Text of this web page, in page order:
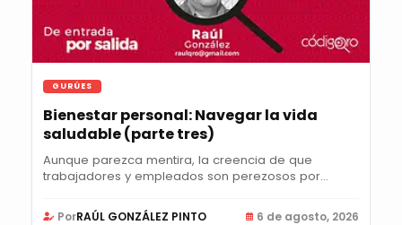
GURÚES
Bienestar personal: Navegar la vida
saludable (parte tres)
Aunque parezca mentira, la creencia de que
trabajadores y empleados son perezosos por
PorRAÚL GONZÁLEZ PINTO 6 de agosto, 2026